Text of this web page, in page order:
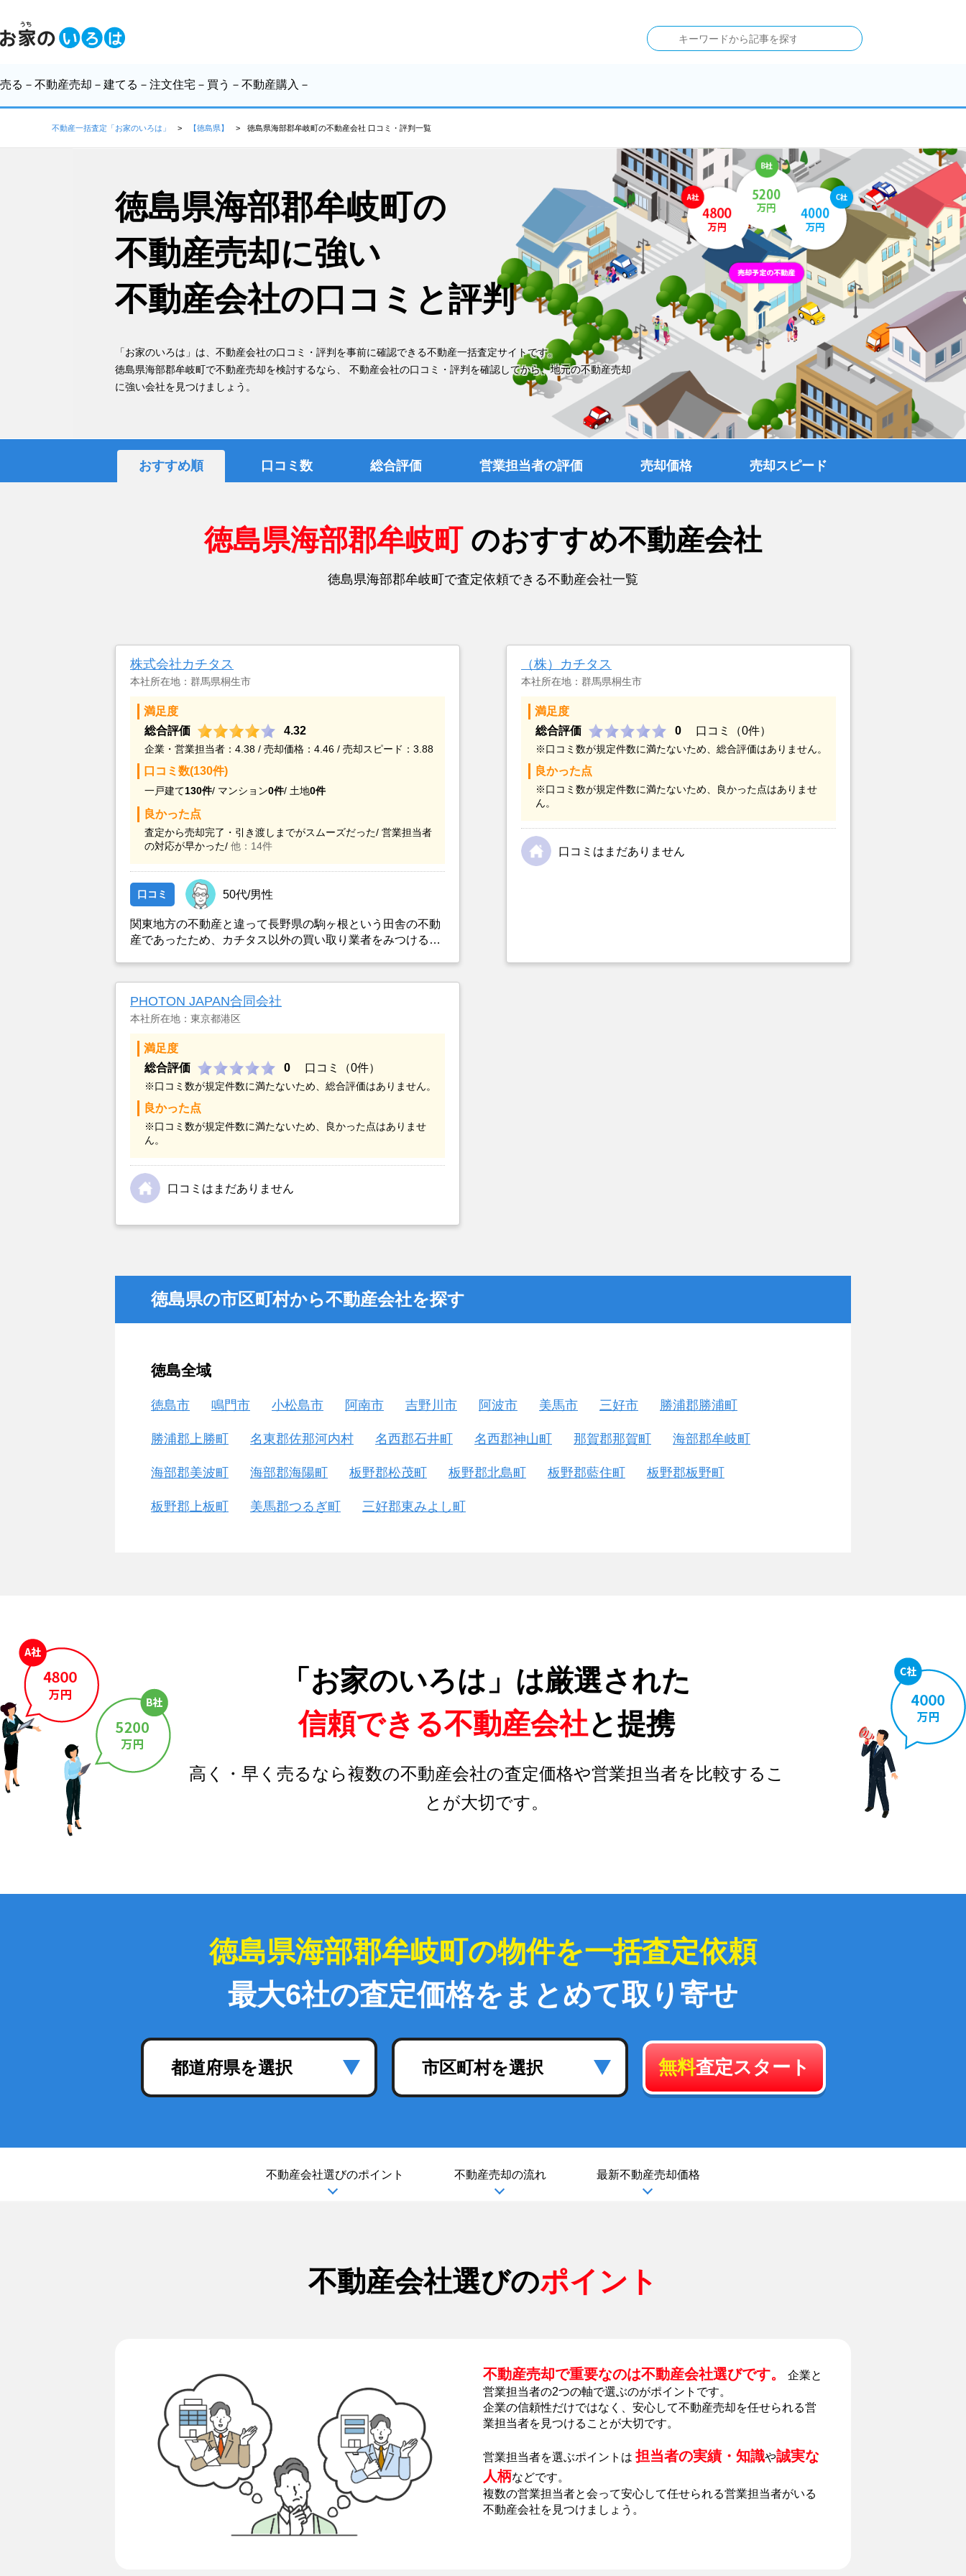
売る －不動産売却－ 建てる －注文住宅－ 買う －不動産購入－
不動産一括査定「お家のいろは」 【徳島県】 徳島県海部郡牟岐町の不動産会社 口コミ・評判一覧
徳島県海部郡牟岐町の
不動産売却に強い
不動産会社の口コミと評判
「お家のいろは」は、不動産会社の口コミ・評判を事前に確認できる不動産一括査定サイトです。
徳島県海部郡牟岐町で不動産売却を検討するなら、 不動産会社の口コミ・評判を確認してから、地元の不動産売却
に強い会社を見つけましょう。
おすすめ順 口コミ数 総合評価 営業担当者の評価 売却価格 売却スピード
徳島県海部郡牟岐町 のおすすめ不動産会社
徳島県海部郡牟岐町で査定依頼できる不動産会社一覧
株式会社カチタス
本社所在地：群馬県桐生市
満足度
総合評価
4.32
企業・営業担当者：4.38 / 売却価格：4.46 / 売却スピード：3.88
口コミ数(130件)
一戸建て130件/ マンション0件/ 土地0件
良かった点
査定から売却完了・引き渡しまでがスムーズだった/ 営業担当者
の対応が早かった/ 他：14件
口コミ 50代/男性
関東地方の不動産と違って長野県の駒ヶ根という田舎の不動
産であったため、カチタス以外の買い取り業者をみつけるこ
（株）カチタス
本社所在地：群馬県桐生市
満足度
総合評価
0 口コミ（0件）
※口コミ数が規定件数に満たないため、総合評価はありません。
良かった点
※口コミ数が規定件数に満たないため、良かった点はありませ
ん。
口コミはまだありません
PHOTON JAPAN合同会社
本社所在地：東京都港区
満足度
総合評価
0 口コミ（0件）
※口コミ数が規定件数に満たないため、総合評価はありません。
良かった点
※口コミ数が規定件数に満たないため、良かった点はありませ
ん。
口コミはまだありません
徳島県の市区町村から不動産会社を探す
徳島全域
徳島市 鳴門市 小松島市 阿南市 吉野川市 阿波市 美馬市 三好市 勝浦郡勝浦町
勝浦郡上勝町 名東郡佐那河内村 名西郡石井町 名西郡神山町 那賀郡那賀町 海部郡牟岐町
海部郡美波町 海部郡海陽町 板野郡松茂町 板野郡北島町 板野郡藍住町 板野郡板野町
板野郡上板町 美馬郡つるぎ町 三好郡東みよし町
「お家のいろは」は厳選された
信頼できる不動産会社と提携
高く・早く売るなら複数の不動産会社の査定価格や営業担当者を比較するこ
とが大切です。
徳島県海部郡牟岐町の物件を一括査定依頼
最大6社の査定価格をまとめて取り寄せ
都道府県を選択 市区町村を選択 無料査定スタート
不動産会社選びのポイント 不動産売却の流れ 最新不動産売却価格
不動産会社選びのポイント
不動産売却で重要なのは不動産会社選びです。
企業と
営業担当者の2つの軸で選ぶのがポイントです。
企業の信頼性だけではなく、安心して不動産売却を任せられる営
業担当者を見つけることが大切です。
営業担当者を選ぶポイントは 担当者の実績・知識や誠実な
人柄などです。
複数の営業担当者と会って安心して任せられる営業担当者がいる
不動産会社を見つけましょう。